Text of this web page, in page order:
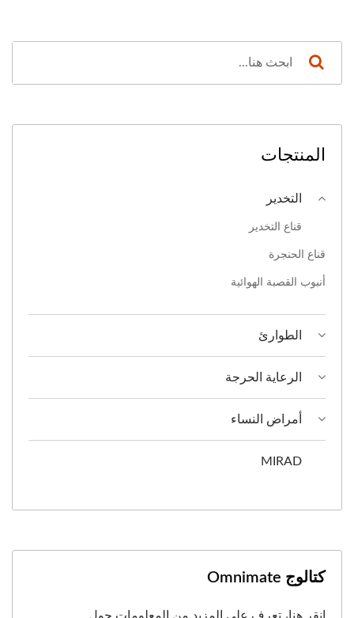
المنتجات
التخدير
قناع التخدير
قناع الحنجرة
أنبوب القصبة الهوائية
الطوارئ
الرعاية الحرجة
أمراض النساء
MIRAD
كتالوج Omnimate